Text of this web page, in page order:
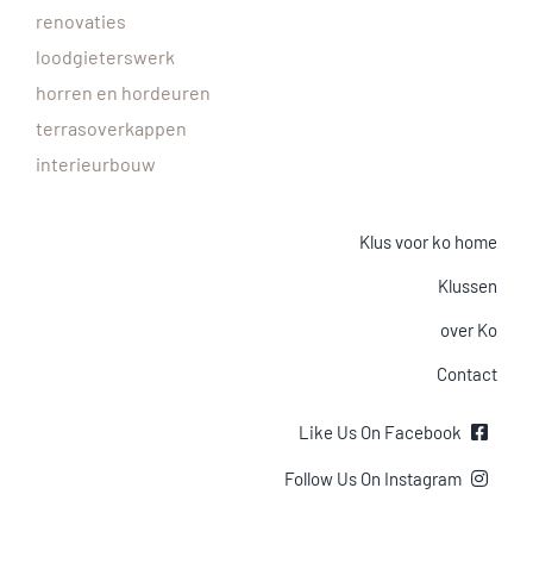
renovaties
loodgieterswerk
horren en hordeuren
terrasoverkappen
interieurbouw
Klus voor ko home
Klussen
over Ko
Contact
Like Us On Facebook
Follow Us On Instagram